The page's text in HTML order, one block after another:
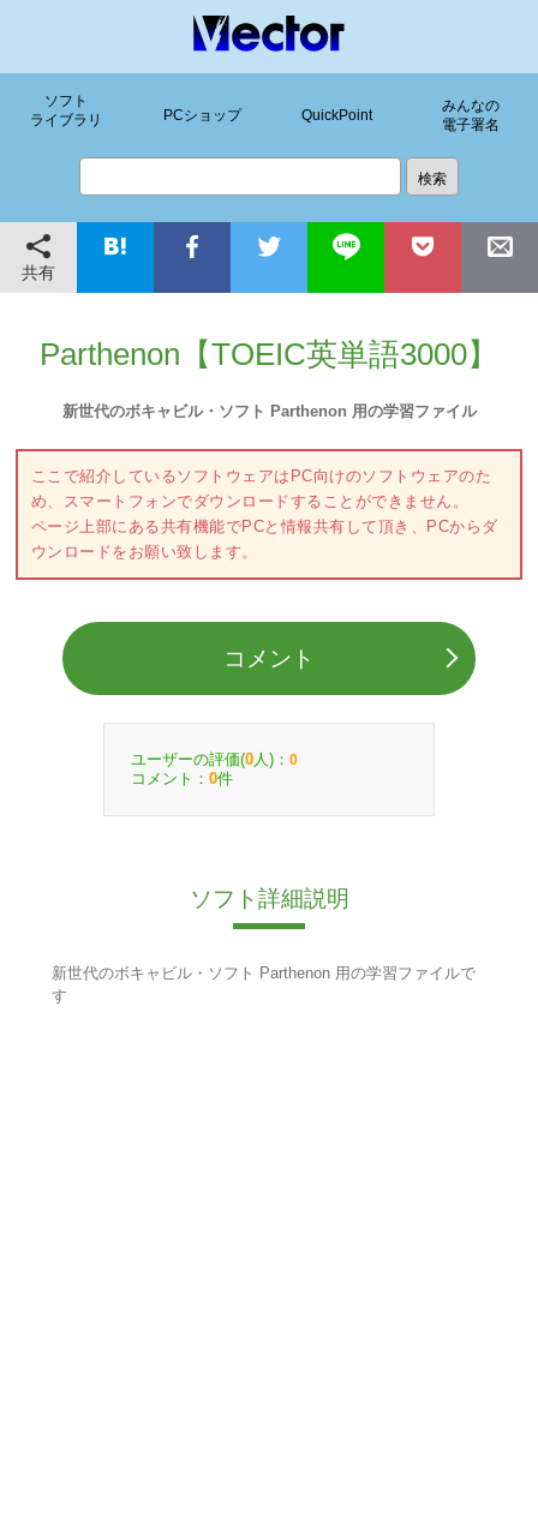
ソフト
ライブラリ
PCショップ QuickPoint
みんなの
電子署名
共有
Parthenon【TOEIC英単語3000】
新世代のボキャビル・ソフト Parthenon 用の学習ファイル
ここで紹介しているソフトウェアはPC向けのソフトウェアのた
め、スマートフォンでダウンロードすることができません。
ページ上部にある共有機能でPCと情報共有して頂き、PCからダ
ウンロードをお願い致します。
コメント
ユーザーの評価(0 人)： 0
コメント： 0件
ソフト詳細説明
新世代のボキャビル・ソフト Parthenon 用の学習ファイルで
す